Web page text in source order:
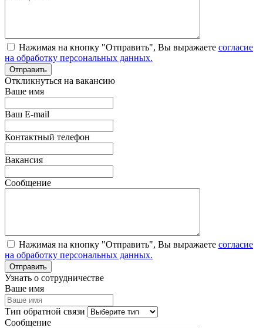
Нажимая на кнопку "Отправить", Вы выражаете согласие
на обработку персональных данных.
Откликнуться на вакансию
Ваше имя
Ваш E-mail
Контактный телефон
Вакансия
Сообщение
Нажимая на кнопку "Отправить", Вы выражаете согласие
на обработку персональных данных.
Узнать о сотрудничестве
Ваше имя
Тип обратной связи
Сообщение